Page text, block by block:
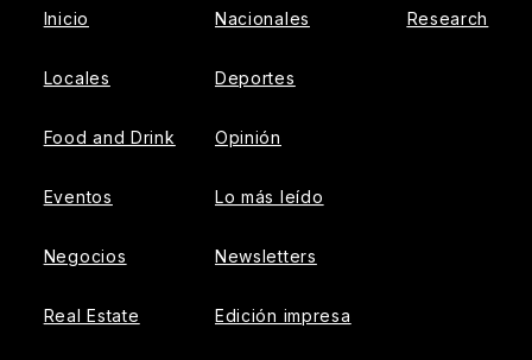
Inicio
Locales
Food and Drink
Eventos
Negocios
Real Estate
Nacionales
Deportes
Opinión
Lo más leído
Newsletters
Edición impresa
Research